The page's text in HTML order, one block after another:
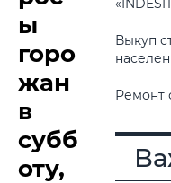
ы
горо
жан
в
субб
оту,
Выкуп
Ремонт